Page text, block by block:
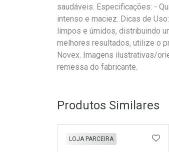
saudáveis. Especificações: -
intenso e maciez. Dicas de
limpos e úmidos, distribuindo
melhores resultados, utilize o
Novex. Imagens ilustrativas/
remessa do fabricante.
Produtos Similares
LOJA PARCEIRA